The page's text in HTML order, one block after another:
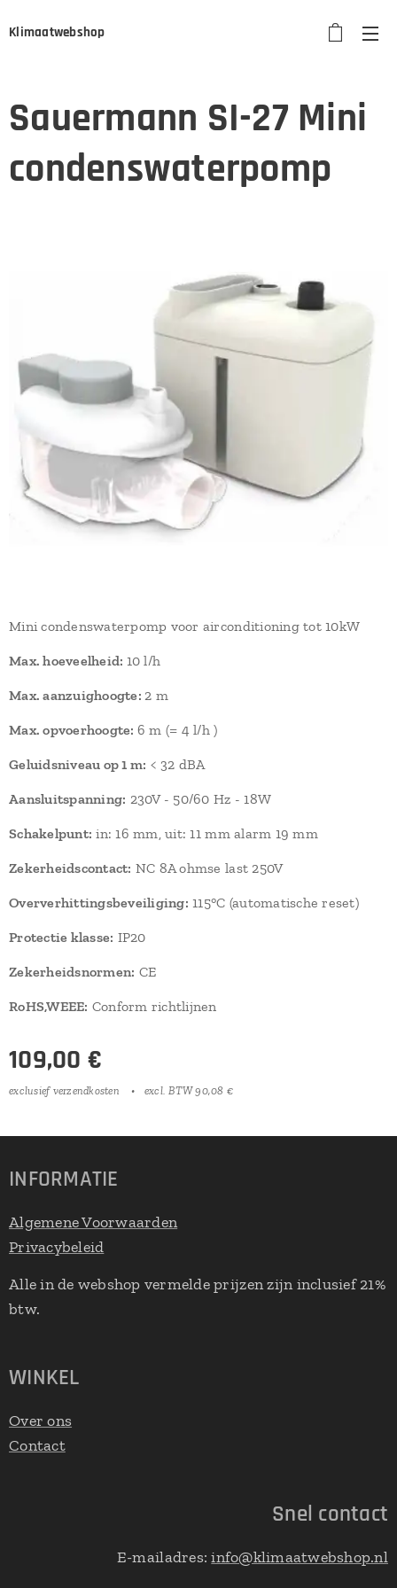
Klimaatwebshop
Sauermann SI-27 Mini
condenswaterpomp
Mini condenswaterpomp voor airconditioning tot 10kW
Max. hoeveelheid: 10 l/h
Max. aanzuighoogte:2 m
Max. opvoerhoogte: 6 m (= 4 l/h )
Geluidsniveau op 1 m: < 32 dBA
Aansluitspanning: 230V - 50/60 Hz - 18W
Schakelpunt: in: 16 mm, uit: 11 mm alarm 19 mm
Zekerheidscontact: NC 8A ohmse last 250V
Oververhittingsbeveiliging: 115°C (automatische reset)
Protectie klasse: IP20
Zekerheidsnormen: CE
RoHS,WEEE: Conform richtlijnen
109,00 €
exclusief verzendkosten excl. BTW 90,08 €
INFORMATIE
Algemene Voorwaarden
Privacybeleid
Alle in de webshop vermelde prijzen zijn inclusief 21%
btw.
WINKEL
Over ons
Contact
Snel contact
E-mailadres:info@klimaatwebshop.nl